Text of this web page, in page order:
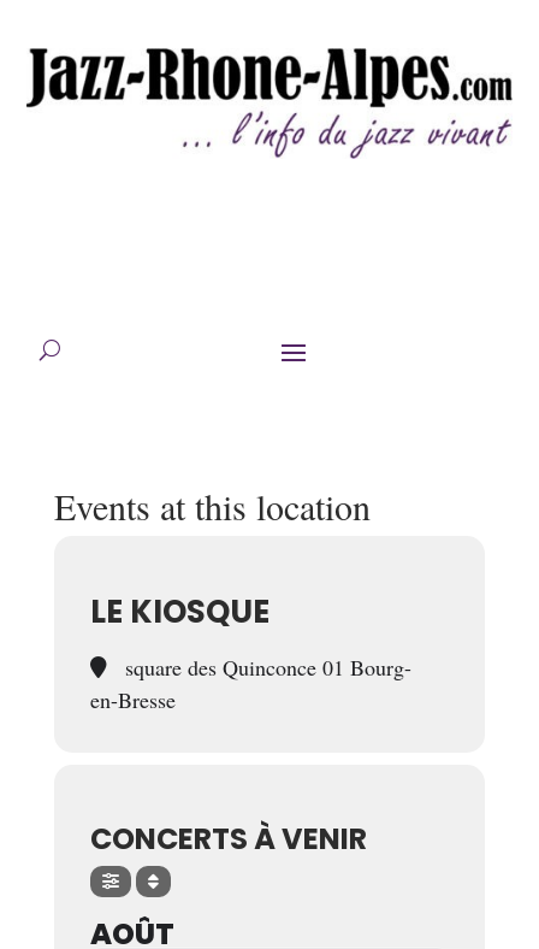
Events at this location
LE KIOSQUE
square des Quinconce 01 Bourg-
en-Bresse
CONCERTS À VENIR
AOÛT